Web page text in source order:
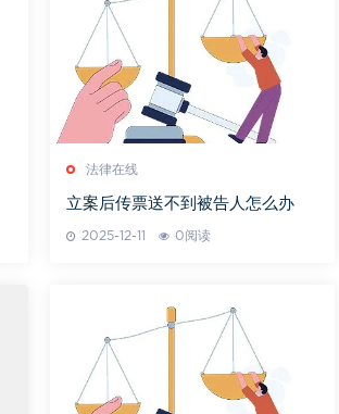
法律在线
立案后传票送不到被告人怎么办
2025-12-11 0阅读